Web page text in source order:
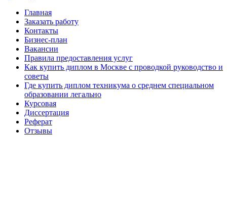
Главная
Заказать работу
Контакты
Бизнес-план
Вакансии
Правила предоставления услуг
Как купить диплом в Москве с проводкой руководство и
советы
Где купить диплом техникума о среднем специальном
образовании легально
Курсовая
Диссертация
Реферат
Отзывы